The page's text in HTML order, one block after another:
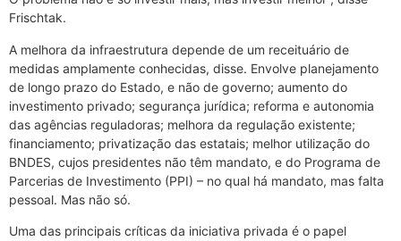
Frischtak.
A melhora da infraestrutura depende de um receituário de
medidas amplamente conhecidas, disse. Envolve planejamento
de longo prazo do Estado, e não de governo; aumento do
investimento privado; segurança jurídica; reforma e autonomia
das agências reguladoras; melhora da regulação existente;
financiamento; privatização das estatais; melhor utilização do
BNDES, cujos presidentes não têm mandato, e do Programa de
Parcerias de Investimento (PPI) – no qual há mandato, mas falta
pessoal. Mas não só.
Uma das principais críticas da iniciativa privada é o papel